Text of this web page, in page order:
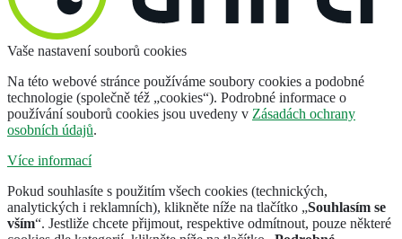
Vaše nastavení souborů cookies
Na této webové stránce používáme soubory cookies a podobné
technologie (společně též „cookies“). Podrobné informace o
používání souborů cookies jsou uvedeny v Zásadách ochrany
osobních údajů.
Více informací
Pokud souhlasíte s použitím všech cookies (technických,
analytických i reklamních), klikněte níže na tlačítko „Souhlasím se
vším“. Jestliže chcete přijmout, respektive odmítnout, pouze některé